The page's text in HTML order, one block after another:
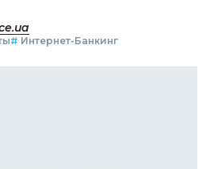
# Интернет-Банкинг